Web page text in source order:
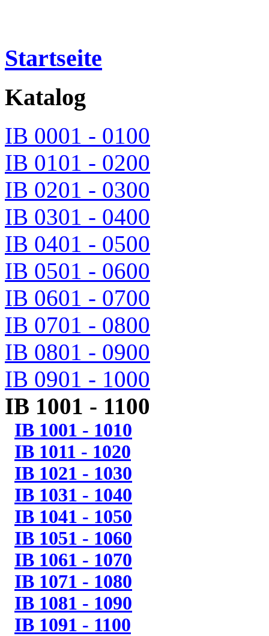
Startseite
Katalog
IB 0001 - 0100
IB 0101 - 0200
IB 0201 - 0300
IB 0301 - 0400
IB 0401 - 0500
IB 0501 - 0600
IB 0601 - 0700
IB 0701 - 0800
IB 0801 - 0900
IB 0901 - 1000
IB 1001 - 1100
IB 1001 - 1010
IB 1011 - 1020
IB 1021 - 1030
IB 1031 - 1040
IB 1041 - 1050
IB 1051 - 1060
IB 1061 - 1070
IB 1071 - 1080
IB 1081 - 1090
IB 1091 - 1100